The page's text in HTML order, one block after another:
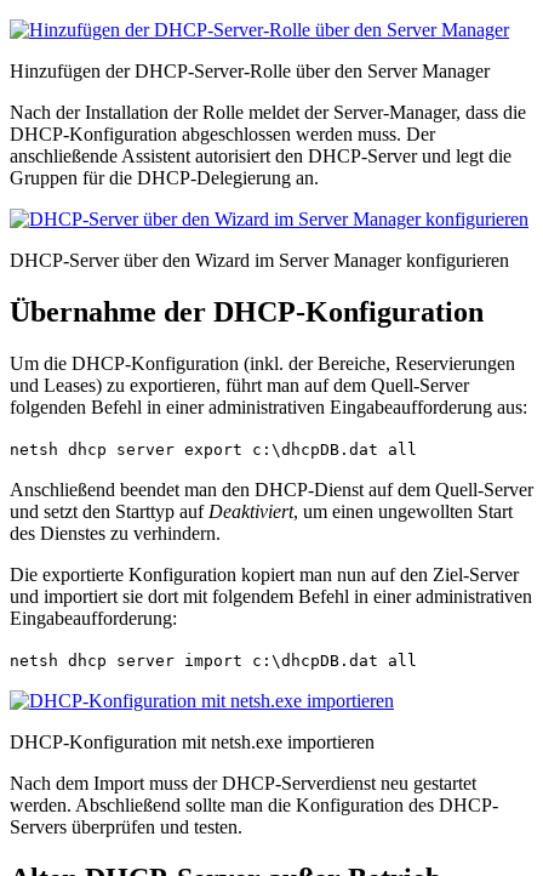
Hinzufügen der DHCP-Server-Rolle über den Server Manager
Nach der Installation der Rolle meldet der Server-Manager, dass die
DHCP-Konfiguration abge­schlossen werden muss. Der
anschließende Assistent autorisiert den DHCP-Server und legt die
Gruppen für die DHCP-Delegierung an.
DHCP-Server über den Wizard im Server Manager konfigurieren
Übernahme der DHCP-Konfiguration
Um die DHCP-Konfiguration (inkl. der Bereiche, Reservierungen
und Leases) zu exportieren, führt man auf dem Quell-Server
folgenden Befehl in einer administrativen Eingabeauf­forderung aus:
netsh dhcp server export c:\dhcpDB.dat all
Anschließend beendet man den DHCP-Dienst auf dem Quell-Server
und setzt den Starttyp auf Deaktiviert, um einen ungewollten Start
des Dienstes zu verhindern.
Die exportierte Konfiguration kopiert man nun auf den Ziel-Server
und importiert sie dort mit folgendem Befehl in einer admini­strativen
Eingabe­auf­forderung:
netsh dhcp server import c:\dhcpDB.dat all
DHCP-Konfiguration mit netsh.exe importieren
Nach dem Import muss der DHCP-Serverdienst neu gestartet
werden. Abschließend sollte man die Konfiguration des DHCP-
Servers überprüfen und testen.